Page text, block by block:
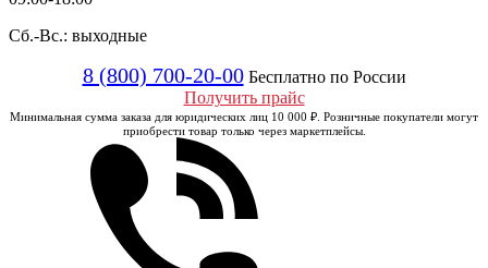
Сб.-Вс.: выходные
8 (800) 700-20-00 Бесплатно по России
Получить прайс
Минимальная сумма заказа для юридических лиц 10 000 ₽. Розничные покупатели могут
приобрести товар только через маркетплейсы.